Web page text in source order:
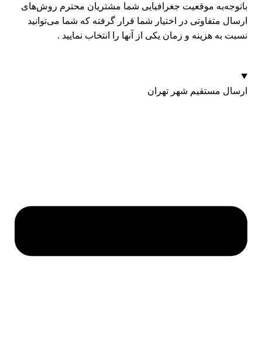
باتوجه‌به موقعیت جغرافیایی شما مشتریان محترم روش‌های
ارسال متفاوتی در اختیار شما قرار گرفته که شما می‌توانید
نسبت به هزینه و زمان یکی از آنها را انتخاب نمایید .
ارسال مستقیم شهر تهران